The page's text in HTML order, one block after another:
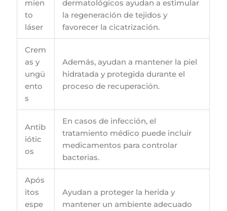
mien
to
láser
dermatológicos ayudan a estimular
la regeneración de tejidos y
favorecer la cicatrización.
Crem
as y
ungü
ento
s
Además, ayudan a mantener la piel
hidratada y protegida durante el
proceso de recuperación.
Antib
iótic
os
En casos de infección, el
tratamiento médico puede incluir
medicamentos para controlar
bacterias.
Após
itos
espe
Ayudan a proteger la herida y
mantener un ambiente adecuado